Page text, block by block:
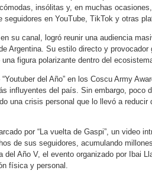
insólitas y, en muchas
seguidores en YouTube, TikTok y otras
su canal, logró reunir una audiencia
Argentina. Su estilo directo y provocador
figura polarizante dentro del
del Año” en los Coscu Army
influyentes del país. Sin embargo, poco
una crisis personal que lo llevó a
por “La vuelta de Gaspi”, un video
de sus seguidores, acumulando
del Año V, el evento organizado por Ibai
física y personal.